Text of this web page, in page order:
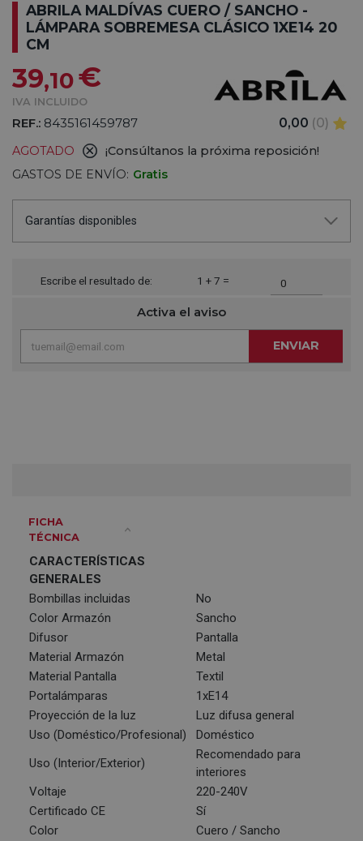
ABRILA MALDÍVAS CUERO / SANCHO -
LÁMPARA SOBREMESA CLÁSICO 1XE14 20
CM
39,10€
IVA INCLUIDO
REF.: 8435161459787 0,00 (0)
AGOTADO
¡Consúltanos la próxima reposición!
GASTOS DE ENVÍO: Gratis
Garantías disponibles
Escribe el resultado de: 1 + 7 =
Activa el aviso
ENVIAR
FICHA
TÉCNICA
CARACTERÍSTICAS
GENERALES
Bombillas incluidas
No
Color Armazón
Sancho
Difusor
Pantalla
Material Armazón
Metal
Material Pantalla
Textil
Portalámparas
1xE14
Proyección de la luz
Luz difusa general
Uso (Doméstico/Profesional)
Doméstico
Uso (Interior/Exterior)
Recomendado para
interiores
Voltaje
220-240V
Certificado CE
Sí
Color
Cuero / Sancho